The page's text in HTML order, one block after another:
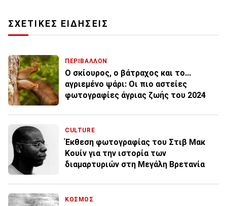
ΣΧΕΤΙΚΕΣ ΕΙΔΗΣΕΙΣ
ΠΕΡΙΒΑΛΛΟΝ
Ο σκίουρος, ο βάτραχος και το...
αγριεμένο ψάρι: Οι πιο αστείες
φωτογραφίες άγριας ζωής του 2024
CULTURE
Έκθεση φωτογραφίας του Στιβ Μακ
Κουίν για την ιστορία των
διαμαρτυριών στη Μεγάλη Βρετανία
ΚΟΣΜΟΣ